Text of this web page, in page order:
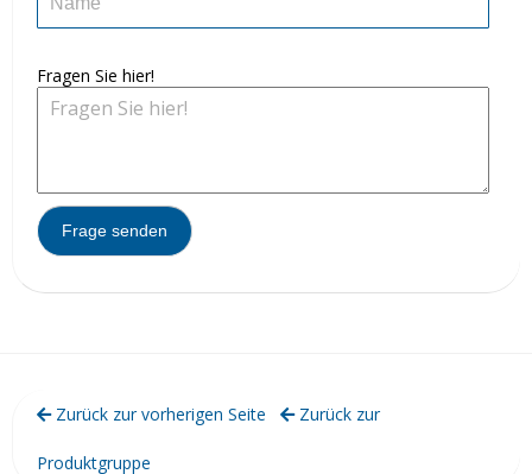
Fragen Sie hier!
Zurück zur vorherigen Seite Zurück zur
Produktgruppe